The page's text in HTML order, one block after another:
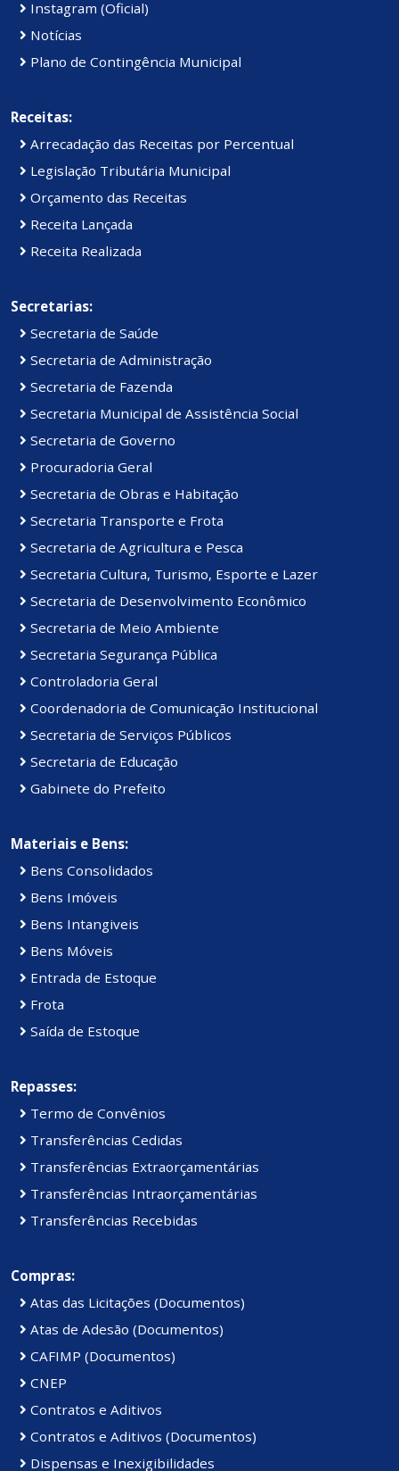
Instagram (Oficial)
Notícias
Plano de Contingência Municipal
Receitas:
Arrecadação das Receitas por Percentual
Legislação Tributária Municipal
Orçamento das Receitas
Receita Lançada
Receita Realizada
Secretarias:
Secretaria de Saúde
Secretaria de Administração
Secretaria de Fazenda
Secretaria Municipal de Assistência Social
Secretaria de Governo
Procuradoria Geral
Secretaria de Obras e Habitação
Secretaria Transporte e Frota
Secretaria de Agricultura e Pesca
Secretaria Cultura, Turismo, Esporte e Lazer
Secretaria de Desenvolvimento Econômico
Secretaria de Meio Ambiente
Secretaria Segurança Pública
Controladoria Geral
Coordenadoria de Comunicação Institucional
Secretaria de Serviços Públicos
Secretaria de Educação
Gabinete do Prefeito
Materiais e Bens:
Bens Consolidados
Bens Imóveis
Bens Intangiveis
Bens Móveis
Entrada de Estoque
Frota
Saída de Estoque
Repasses:
Termo de Convênios
Transferências Cedidas
Transferências Extraorçamentárias
Transferências Intraorçamentárias
Transferências Recebidas
Compras:
Atas das Licitações (Documentos)
Atas de Adesão (Documentos)
CAFIMP (Documentos)
CNEP
Contratos e Aditivos
Contratos e Aditivos (Documentos)
Dispensas e Inexigibilidades